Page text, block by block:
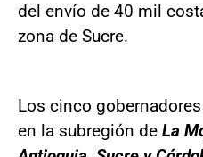
del envío de 40 mil
zona de Sucre.
Los cinco
en la subregión de La